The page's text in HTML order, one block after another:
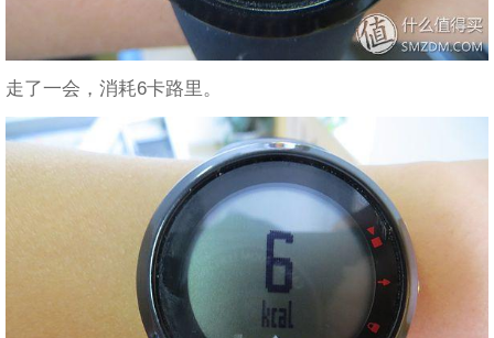
走了一会，消耗6卡路里。